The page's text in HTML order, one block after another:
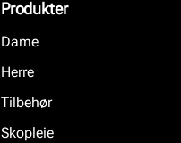
Produkter
Dame
Herre
Tilbehør
Skopleie